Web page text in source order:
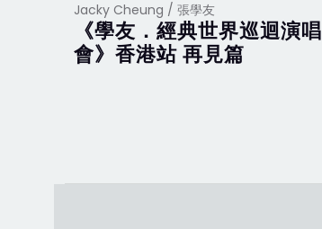
Jacky Cheung / 張學友
《學友．經典世界巡迴演唱
會》香港站 再見篇